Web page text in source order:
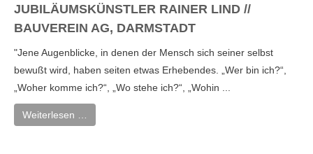
JUBILÄUMSKÜNSTLER RAINER LIND //
BAUVEREIN AG, DARMSTADT
"Jene Augenblicke, in denen der Mensch sich seiner selbst
bewußt wird, haben seiten etwas Erhebendes. „Wer bin ich?“,
„Woher komme ich?“, „Wo stehe ich?“, „Wohin ...
Weiterlesen …